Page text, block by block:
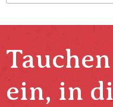
ein, in